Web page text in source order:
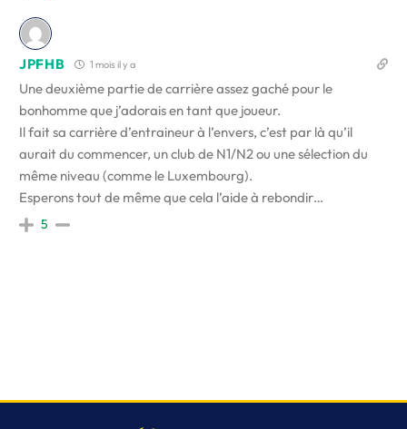
JPFHB 1 mois il y a
Une deuxième partie de carrière assez gaché pour le
bonhomme que j’adorais en tant que joueur.
Il fait sa carrière d’entraineur à l’envers, c’est par là qu’il
aurait du commencer, un club de N1/N2 ou une sélection du
même niveau (comme le Luxembourg).
Esperons tout de même que cela l’aide à rebondir…
5